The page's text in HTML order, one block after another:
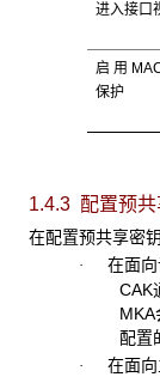
进入接口
启用
保护
1.4.3 配置预共
在配置预共享密
· 在面向
CAK
配置
· 在面向